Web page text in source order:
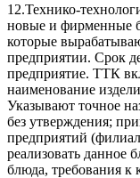
12.Технико-
новые и фирменные
которые
предприятии. Срок
предприятие. ТТК
наименование
Указывают точное
без утверждения;
предприятий
реализовать данное
блюда, требования к